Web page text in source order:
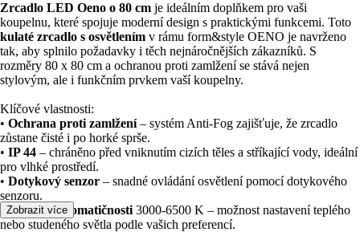
Zrcadlo LED Oeno o 80 cm je ideálním doplňkem pro vaši
koupelnu, které spojuje moderní design s praktickými funkcemi. Toto
kulaté zrcadlo s osvětlením v rámu form&style OENO je navrženo
tak, aby splnilo požadavky i těch nejnáročnějších zákazníků. S
rozměry 80 x 80 cm a ochranou proti zamlžení se stává nejen
stylovým, ale i funkčním prvkem vaší koupelny.
Klíčové vlastnosti:
• Ochrana proti zamlžení– systém Anti-Fog zajišťuje, že zrcadlo
zůstane čisté i po horké sprše.
• IP 44 – chráněno před vniknutím cizích těles a stříkající vody, ideální
pro vlhké prostředí.
• Dotykový senzor – snadné ovládání osvětlení pomocí dotykového
senzoru.
•Teplota chromatičnosti 3000-6500 K – možnost nastavení teplého
nebo studeného světla podle vašich preferencí.
Zobrazit více